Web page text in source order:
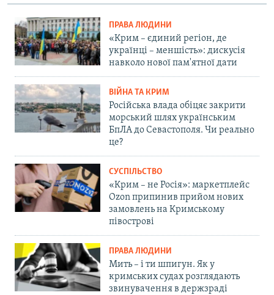
ПРАВА ЛЮДИНИ
«Крим – єдиний регіон, де
українці – меншість»: дискусія
навколо нової пам'ятної дати
ВІЙНА ТА КРИМ
Російська влада обіцяє закрити
морський шлях українським
БпЛА до Севастополя. Чи реально
це?
СУСПІЛЬСТВО
«Крим – не Росія»: маркетплейс
Ozon припинив прийом нових
замовлень на Кримському
півострові
ПРАВА ЛЮДИНИ
Мить – і ти шпигун. Як у
кримських судах розглядають
звинувачення в держзраді